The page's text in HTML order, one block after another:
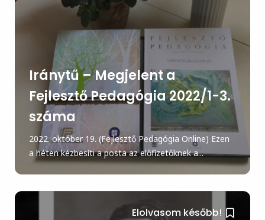
Iránytű – Megjelent a
Fejlesztő Pedagógia 2022/1-3.
száma
2022. október 19. (Fejlesztő Pedagógia Online) Ezen
a héten kézbesíti a posta az előfizetőknek a...
Elolvasom később!